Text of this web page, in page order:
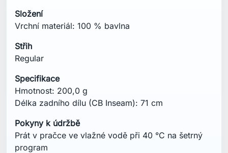
Složení
Vrchní materiál: 100 % bavlna
Střih
Regular
Specifikace
Hmotnost: 200,0 g
Délka zadního dílu (CB Inseam): 71 cm
Pokyny k údržbě
Prát v pračce ve vlažné vodě při 40 °C na šetrný
program